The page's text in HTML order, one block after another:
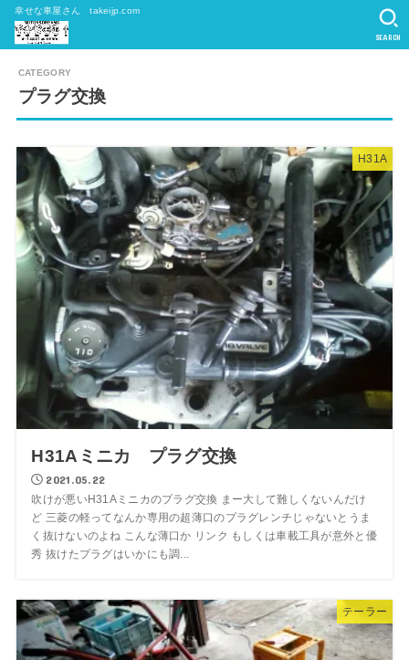
幸せな車屋さん takeijp.com
SEARCH
プラグ交換
H31A
H31Aミニカ プラグ交換
2021.05.22
吹けが悪いH31Aミニカのプラグ交換 まー大して難しくないんだけ
ど 三菱の軽ってなんか専用の超薄口のプラグレンチじゃないとうま
く抜けないのよね こんな薄口か リンク もしくは車載工具が意外と優
秀 抜けたプラグはいかにも調...
テーラー